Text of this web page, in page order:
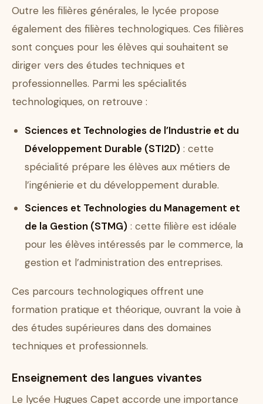
Outre les filières générales, le lycée propose
également des filières technologiques. Ces filières
sont conçues pour les élèves qui souhaitent se
diriger vers des études techniques et
professionnelles. Parmi les spécialités
technologiques, on retrouve :
Sciences et Technologies de l’Industrie et du
Développement Durable (STI2D) : cette
spécialité prépare les élèves aux métiers de
l’ingénierie et du développement durable.
Sciences et Technologies du Management et
de la Gestion (STMG) : cette filière est idéale
pour les élèves intéressés par le commerce, la
gestion et l’administration des entreprises.
Ces parcours technologiques offrent une
formation pratique et théorique, ouvrant la voie à
des études supérieures dans des domaines
techniques et professionnels.
Enseignement des langues vivantes
Le lycée Hugues Capet accorde une importance